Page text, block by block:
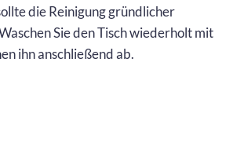
die Reinigung gründlicher
Sie den Tisch wiederholt mit
ihn anschließend ab.